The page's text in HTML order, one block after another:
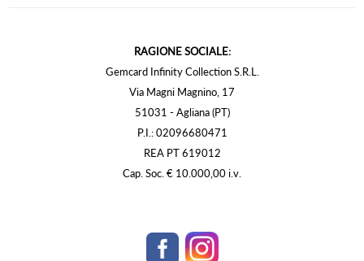
RAGIONE SOCIALE:
Gemcard Infinity Collection S.R.L.
Via Magni Magnino, 17
51031 - Agliana (PT)
P.I.: 02096680471
REA PT 619012
Cap. Soc. € 10.000,00 i.v.